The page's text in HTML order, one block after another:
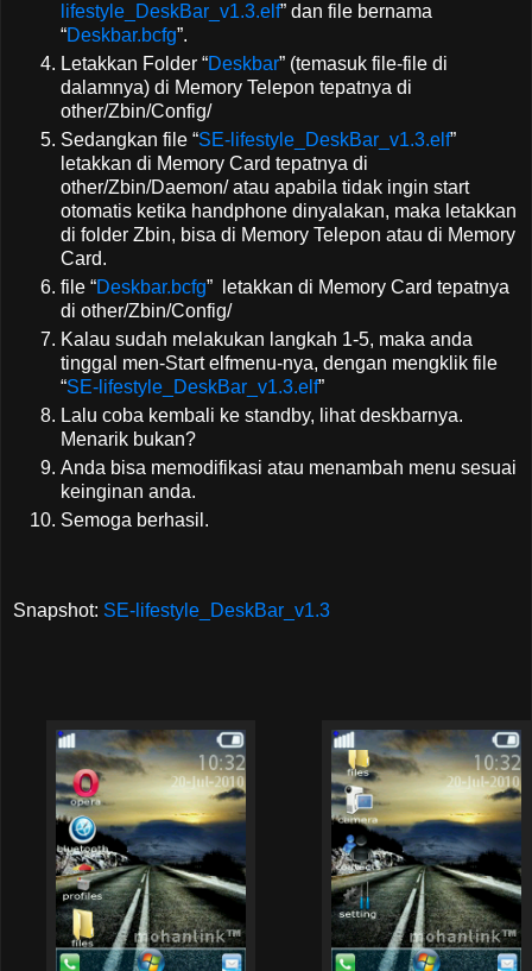
lifestyle_DeskBar_v1.3.elf” dan file bernama
“Deskbar.bcfg”.
Letakkan Folder “Deskbar” (temasuk file-file di
dalamnya) di Memory Telepon tepatnya di
other/Zbin/Config/
Sedangkan file “SE-lifestyle_DeskBar_v1.3.elf”
letakkan di Memory Card tepatnya di
other/Zbin/Daemon/ atau apabila tidak ingin start
otomatis ketika handphone dinyalakan, maka letakkan
di folder Zbin, bisa di Memory Telepon atau di Memory
Card.
file “Deskbar.bcfg” letakkan di Memory Card tepatnya
di other/Zbin/Config/
Kalau sudah melakukan langkah 1-5, maka anda
tinggal men-Start elfmenu-nya, dengan mengklik file
“SE-lifestyle_DeskBar_v1.3.elf”
Lalu coba kembali ke standby, lihat deskbarnya.
Menarik bukan?
Anda bisa memodifikasi atau menambah menu sesuai
keinginan anda.
Semoga berhasil.
Snapshot: SE-lifestyle_DeskBar_v1.3